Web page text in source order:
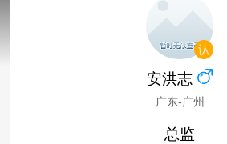
安洪志
广东-广州
总监